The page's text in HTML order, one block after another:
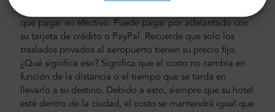
que pagar en efectivo. Puede pagar por adelantado con
su tarjeta de crédito o PayPal. Recuerde que solo los
traslados privados al aeropuerto tienen su precio fijo.
¿Qué significa eso? Significa que el costo no cambia en
función de la distancia o el tiempo que se tarda en
llevarlo a su destino. Debido a esto, siempre que su hotel
esté dentro de la ciudad, el costo se mantendrá igual que